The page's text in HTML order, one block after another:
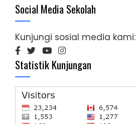
Social Media Sekolah
Kunjungi sosial media kami:
Statistik Kunjungan